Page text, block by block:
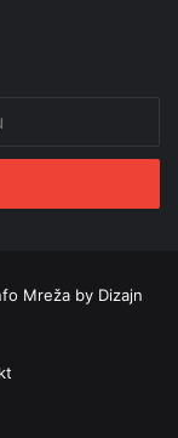
Mreža by Dizajn